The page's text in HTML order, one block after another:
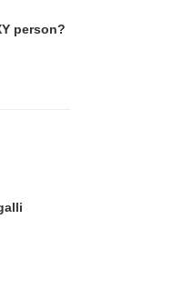
person?